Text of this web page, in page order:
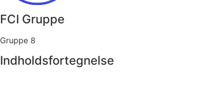
FCI Gruppe
Gruppe 8
Indholdsfortegnelse